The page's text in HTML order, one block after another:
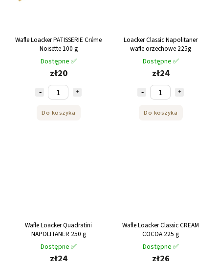
Wafle Loacker PATISSERIE Créme
Noisette 100 g
Dostępne ✅
zł20
Do koszyka
Loacker Classic Napolitaner
wafle orzechowe 225g
Dostępne ✅
zł24
Do koszyka
Wafle Loacker Quadratini
NAPOLITANER 250 g
Dostępne ✅
zł24
Wafle Loacker Classic CREAM
COCOA 225 g
Dostępne ✅
zł26